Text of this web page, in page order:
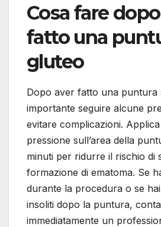
Cosa fare
fatto una
gluteo
Dopo aver fatto una puntura
importante seguire alcune
evitare complicazioni.
pressione sull’area della
minuti per ridurre il rischio di
formazione di ematoma. Se
durante la procedura o se
insoliti dopo la puntura,
immediatamente un